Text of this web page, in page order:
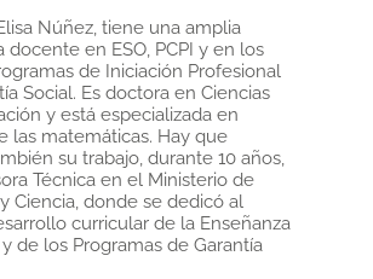
Núñez, tiene una amplia
docente en ESO, PCPI y en los
de Iniciación Profesional
Social. Es doctora en Ciencias
y está especializada en
las matemáticas. Hay que
su trabajo, durante 10 años,
Técnica en el Ministerio de
Ciencia, donde se dedicó al
curricular de la Enseñanza
de los Programas de Garantía